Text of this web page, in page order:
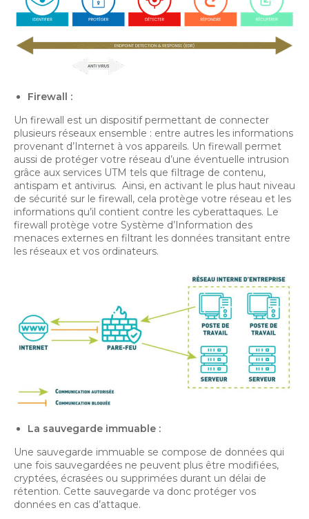
Firewall :
Un firewall est un dispositif permettant de connecter
plusieurs réseaux ensemble : entre autres les informations
provenant d’Internet à vos appareils. Un firewall permet
aussi de protéger votre réseau d’une éventuelle intrusion
grâce aux services UTM tels que filtrage de contenu,
antispam et antivirus. Ainsi, en activant le plus haut niveau
de sécurité sur le firewall, cela protège votre réseau et les
informations qu’il contient contre les cyberattaques. Le
firewall protège votre Système d’Information des
menaces externes en filtrant les données transitant entre
les réseaux et vos ordinateurs.
La sauvegarde immuable :
Une sauvegarde immuable se compose de données qui
une fois sauvegardées ne peuvent plus être modifiées,
cryptées, écrasées ou supprimées durant un délai de
rétention. Cette sauvegarde va donc protéger vos
données en cas d’attaque.